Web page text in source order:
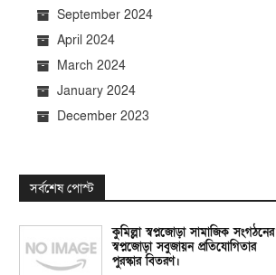
September 2024
April 2024
March 2024
January 2024
December 2023
সর্বশেষ পোস্ট
কুমিল্লা স্বপ্নজোড়া সামাজিক সংগঠনের
স্বপ্নজোড়া সবুজায়ন প্রতিযোগিতার
পুরস্কার বিতরণ।